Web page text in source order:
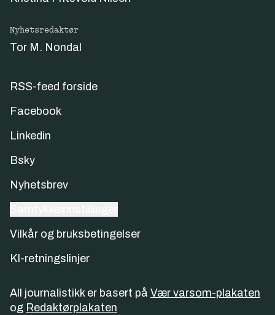
Nyhetsredaktør
Tor M. Nondal
RSS-feed forside
Facebook
Linkedin
Bsky
Nyhetsbrev
Vilkår og bruksbetingelser
KI-retningslinjer
All journalistikk er basert på Vær varsom-plakaten
og Redaktørplakaten